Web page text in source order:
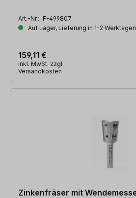
Art.-Nr.: F-499807
Auf Lager, Lieferung in 1-2 Werktagen
159,11 €
inkl. MwSt. zzgl.
Versandkosten